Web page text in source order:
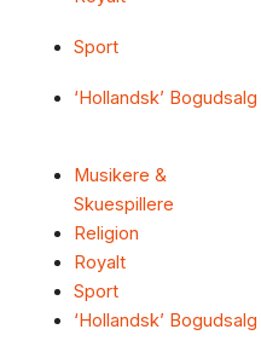
Sport
‘Hollandsk’ Bogudsalg
Musikere &
Skuespillere
Religion
Royalt
Sport
‘Hollandsk’ Bogudsalg